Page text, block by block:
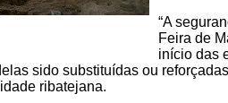
“A
Feira de
início das
sido substituídas ou
ribatejana.